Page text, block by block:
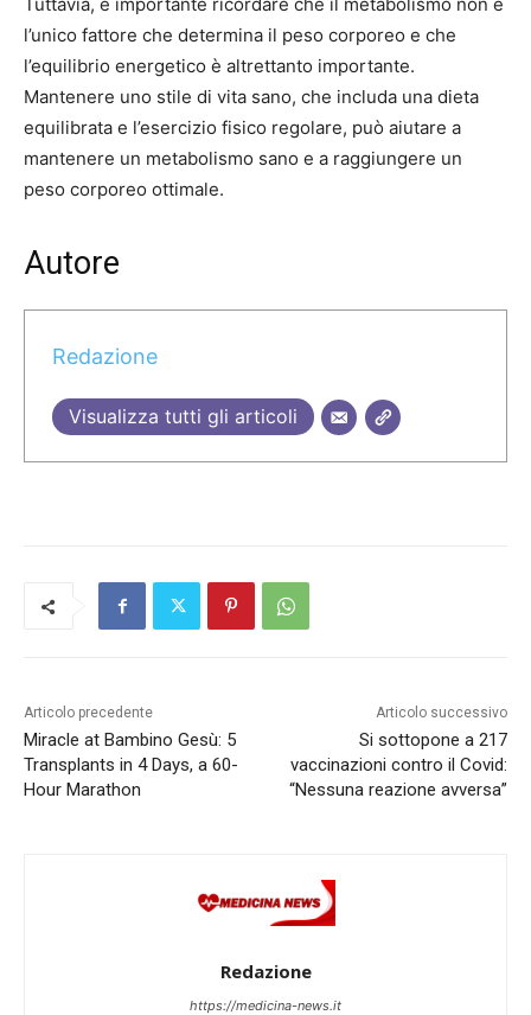
l’unico fattore che determina il peso corporeo e che
l’equilibrio energetico è altrettanto importante.
Mantenere uno stile di vita sano, che includa una dieta
equilibrata e l’esercizio fisico regolare, può aiutare a
mantenere un metabolismo sano e a raggiungere un
peso corporeo ottimale.
Autore
Redazione
Visualizza tutti gli articoli
Articolo precedente
Miracle at Bambino Gesù: 5
Transplants in 4 Days, a 60-
Hour Marathon
Articolo successivo
Si sottopone a 217
vaccinazioni contro il Covid:
“Nessuna reazione avversa”
Redazione
https://medicina-news.it